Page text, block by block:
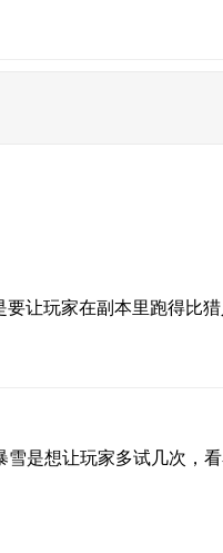
让玩家在副本里跑得比
雪是想让玩家多试几次